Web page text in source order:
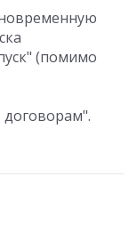
(помимо